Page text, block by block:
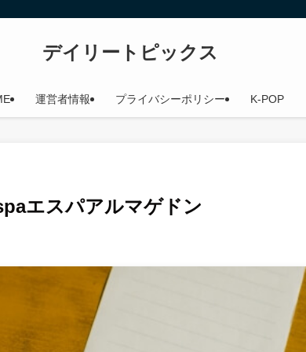
デイリートピックス
運営者情報 プライバシーポリシー K-POP
エスパアルマゲドン